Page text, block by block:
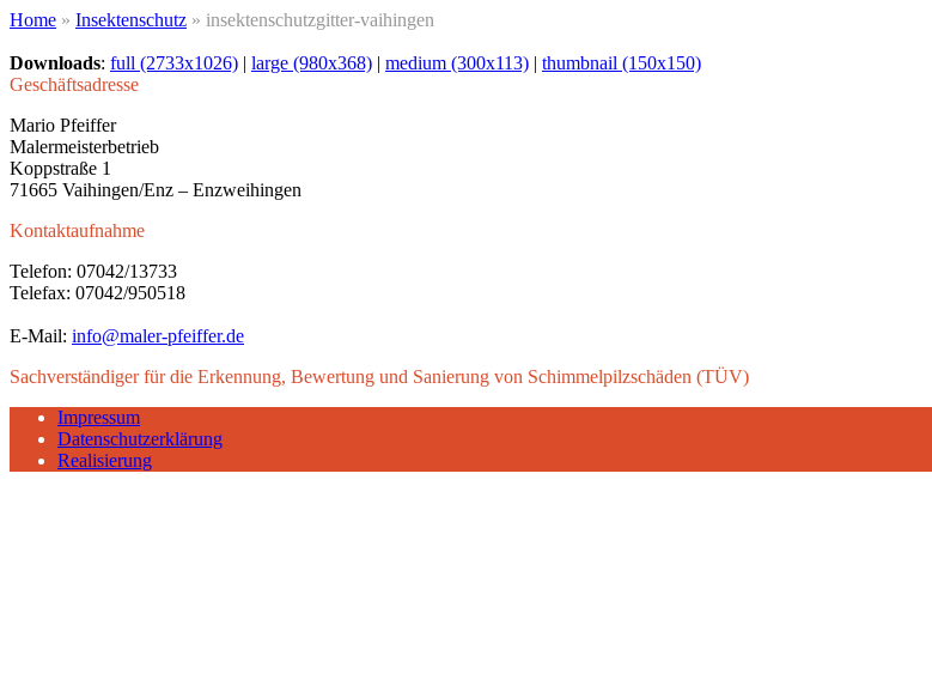
Home » Insektenschutz » insektenschutzgitter-vaihingen
Downloads: full (2733x1026) | large (980x368) | medium (300x113) | thumbnail (150x150)
Geschäftsadresse
Mario Pfeiffer
Malermeisterbetrieb
Koppstraße 1
71665 Vaihingen/Enz – Enzweihingen
Kontaktaufnahme
Telefon: 07042/13733
Telefax: 07042/950518
E-Mail: info@maler-pfeiffer.de
Sachverständiger für die Erkennung, Bewertung und Sanierung von Schimmelpilzschäden (TÜV)
Impressum
Datenschutzerklärung
Realisierung